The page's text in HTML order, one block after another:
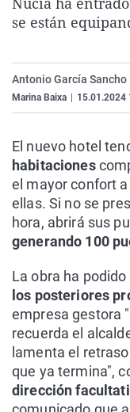
se están
Antonio García Sancho
Marina Baixa 15.01.2024
El nuevo hotel
habitaciones
el mayor confort
ellas. Si no se
hora, abrirá sus
generando 100
La obra ha
los posteriores
empresa gestora
recuerda el
lamenta el
que ya termina",
dirección